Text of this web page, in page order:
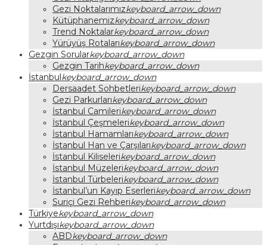
Gezi Noktalarımızkeyboard_arrow_down
Kütüphanemizkeyboard_arrow_down
Trend Noktalarkeyboard_arrow_down
Yürüyüş Rotalarıkeyboard_arrow_down
Gezgin Sorularkeyboard_arrow_down
Gezgin Tarihkeyboard_arrow_down
İstanbulkeyboard_arrow_down
Dersaadet Sohbetlerikeyboard_arrow_down
Gezi Parkurlarıkeyboard_arrow_down
İstanbul Camilerikeyboard_arrow_down
İstanbul Çeşmelerikeyboard_arrow_down
İstanbul Hamamlarıkeyboard_arrow_down
İstanbul Han ve Çarşılarıkeyboard_arrow_down
İstanbul Kiliselerikeyboard_arrow_down
İstanbul Müzelerikeyboard_arrow_down
İstanbul Türbelerikeyboard_arrow_down
İstanbul’un Kayıp Eserlerikeyboard_arrow_down
Suriçi Gezi Rehberikeyboard_arrow_down
Türkiyekeyboard_arrow_down
Yurtdışıkeyboard_arrow_down
ABDkeyboard_arrow_down